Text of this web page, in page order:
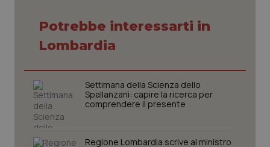
Sardegna
Sicilia
Toscana
Umbria
Malattia di Crohn & Rettocolite Ulcerosa
Neuroscienze & patologie neurodegenerative
Obesità
Oftalmologia
Potrebbe interessarti in
Lombardia
Settimana della Scienza dello
Spallanzani: capire la ricerca per
comprendere il presente
Regione Lombardia scrive al ministro